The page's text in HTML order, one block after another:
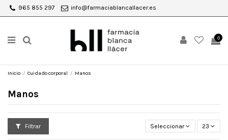
965 855 297 info@farmaciablancallacer.es
0
Inicio Cuidado corporal Manos
Manos
Filtrar Seleccionar 23